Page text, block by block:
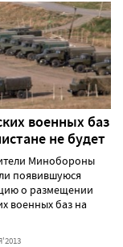
военных баз
не будет
Минобороны
появившуюся
о размещении
военных баз на